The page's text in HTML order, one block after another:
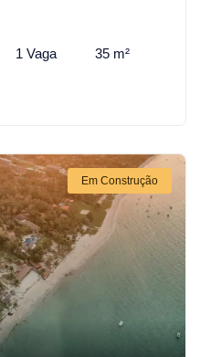
1 Vaga 35 m²
Em Construção